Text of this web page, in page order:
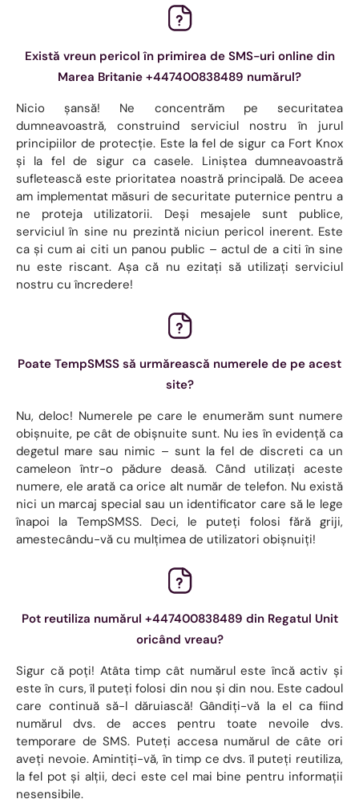
Există vreun pericol în primirea de SMS-uri online din
Marea Britanie +447400838489 numărul?
Nicio șansă! Ne concentrăm pe securitatea
dumneavoastră, construind serviciul nostru în jurul
principiilor de protecție. Este la fel de sigur ca Fort Knox
și la fel de sigur ca casele. Liniștea dumneavoastră
sufletească este prioritatea noastră principală. De aceea
am implementat măsuri de securitate puternice pentru a
ne proteja utilizatorii. Deși mesajele sunt publice,
serviciul în sine nu prezintă niciun pericol inerent. Este
ca și cum ai citi un panou public – actul de a citi în sine
nu este riscant. Așa că nu ezitați să utilizați serviciul
nostru cu încredere!
Poate TempSMSS să urmărească numerele de pe acest
site?
Nu, deloc! Numerele pe care le enumerăm sunt numere
obișnuite, pe cât de obișnuite sunt. Nu ies în evidență ca
degetul mare sau nimic – sunt la fel de discreti ca un
cameleon într-o pădure deasă. Când utilizați aceste
numere, ele arată ca orice alt număr de telefon. Nu există
nici un marcaj special sau un identificator care să le lege
înapoi la TempSMSS. Deci, le puteți folosi fără griji,
amestecându-vă cu mulțimea de utilizatori obișnuiți!
Pot reutiliza numărul +447400838489 din Regatul Unit
oricând vreau?
Sigur că poți! Atâta timp cât numărul este încă activ și
este în curs, îl puteți folosi din nou și din nou. Este cadoul
care continuă să-l dăruiască! Gândiți-vă la el ca fiind
numărul dvs. de acces pentru toate nevoile dvs.
temporare de SMS. Puteți accesa numărul de câte ori
aveți nevoie. Amintiți-vă, în timp ce dvs. îl puteți reutiliza,
la fel pot și alții, deci este cel mai bine pentru informații
nesensibile.